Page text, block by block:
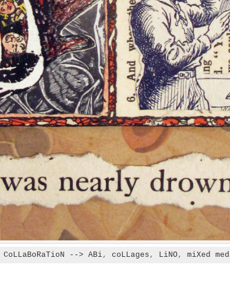
CoLLaBoRaTioN --> ABi, coLLages , LiNO , miXed